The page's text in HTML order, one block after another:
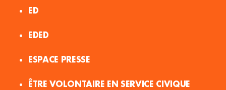
ED
EDED
ESPACE PRESSE
ÊTRE VOLONTAIRE EN SERVICE CIVIQUE